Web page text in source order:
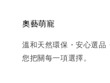
奧藝萌寵
溫和天然環保・安心選品
您把關每一項選擇。